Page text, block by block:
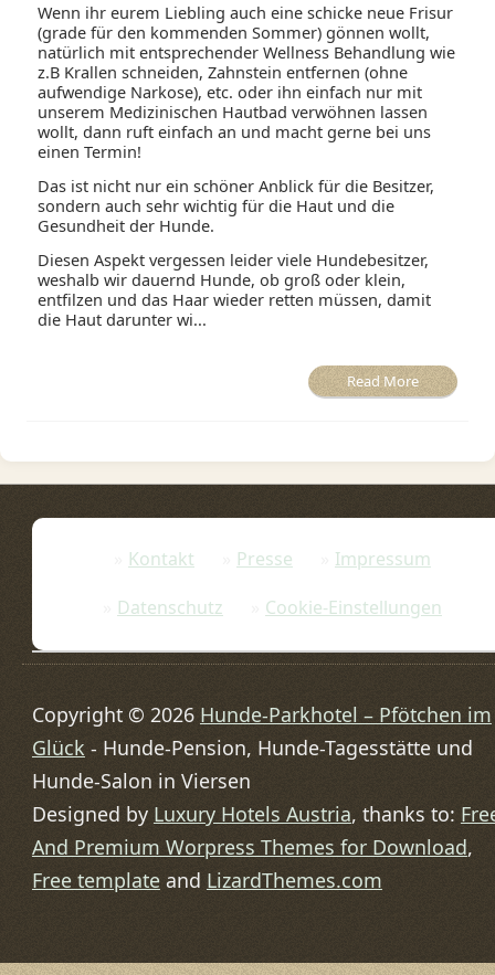
Wenn ihr eurem Liebling auch eine schicke neue Frisur
(grade für den kommenden Sommer) gönnen wollt,
natürlich mit entsprechender Wellness Behandlung wie
z.B Krallen schneiden, Zahnstein entfernen (ohne
aufwendige Narkose), etc. oder ihn einfach nur mit
unserem Medizinischen Hautbad verwöhnen lassen
wollt, dann ruft einfach an und macht gerne bei uns
einen Termin!
Das ist nicht nur ein schöner Anblick für die Besitzer,
sondern auch sehr wichtig für die Haut und die
Gesundheit der Hunde.
Diesen Aspekt vergessen leider viele Hundebesitzer,
weshalb wir dauernd Hunde, ob groß oder klein,
entfilzen und das Haar wieder retten müssen, damit
die Haut darunter wi...
Read More
Kontakt Presse
Impressum
Datenschutz
Cookie-Einstellungen
Copyright © 2026 Hunde-Parkhotel – Pfötchen im
Glück - Hunde-Pension, Hunde-Tagesstätte und
Hunde-Salon in Viersen
Designed by Luxury Hotels Austria, thanks to:
And Premium Worpress Themes for Download,
Free templateand LizardThemes.com